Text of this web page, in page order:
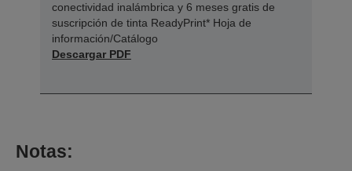
conectividad inalámbrica y 6 meses gratis de
suscripción de tinta ReadyPrint* Hoja de
información/Catálogo
Descargar PDF
Notas: